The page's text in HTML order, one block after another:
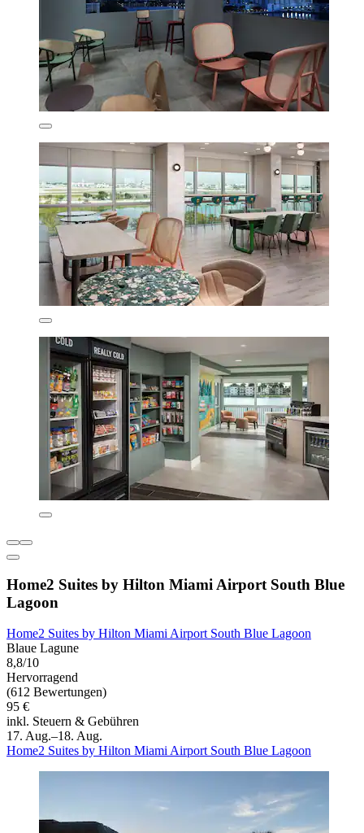
Home2 Suites by Hilton Miami Airport South Blue
Lagoon
Home2 Suites by Hilton Miami Airport South Blue Lagoon
Blaue Lagune
8,8/10
Hervorragend
(612 Bewertungen)
95 €
inkl. Steuern & Gebühren
17. Aug.–18. Aug.
Home2 Suites by Hilton Miami Airport South Blue Lagoon